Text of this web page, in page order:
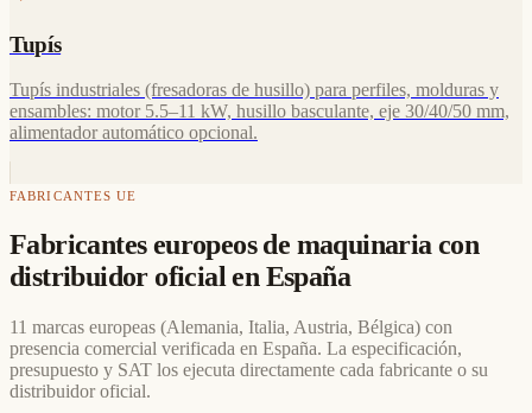
Tupís
Tupís industriales (fresadoras de husillo) para perfiles, molduras y
ensambles: motor 5.5–11 kW, husillo basculante, eje 30/40/50 mm,
alimentador automático opcional.
FABRICANTES UE
Fabricantes europeos de maquinaria con
distribuidor oficial en España
11 marcas europeas (Alemania, Italia, Austria, Bélgica) con
presencia comercial verificada en España. La especificación,
presupuesto y SAT los ejecuta directamente cada fabricante o su
distribuidor oficial.